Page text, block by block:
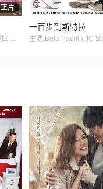
正片
主演:约翰·洛伊·克鲁兹,莎拉·杰罗尼莫
一百步到斯特拉